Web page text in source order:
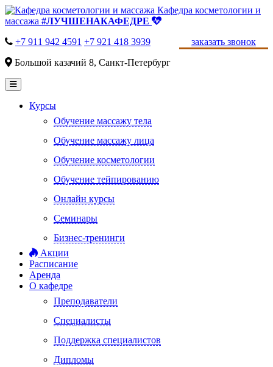
Кафедра косметологии и
массажа #ЛУЧШЕНАКАФЕДРЕ
заказать звонок
+7 911 942 4591 +7 921 418 3939
Большой казачий 8, Санкт-Петербург
Курсы
Обучение массажу тела
Обучение массажу лица
Обучение косметологии
Обучение тейпированию
Онлайн курсы
Семинары
Бизнес-тренинги
Акции
Расписание
Аренда
О кафедре
Преподаватели
Специалисты
Поддержка специалистов
Дипломы